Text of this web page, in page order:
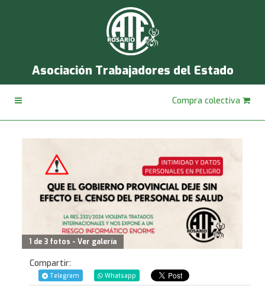
Asociación Trabajadores del Estado
Compra colectiva
1 de 3 fotos - Ver galería
Compartir:
Telegram Whatsapp